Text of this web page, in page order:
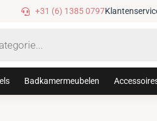
Gratis verzending vanaf €75,-
+31 (6) 1385 0797
Badkamermeubelen